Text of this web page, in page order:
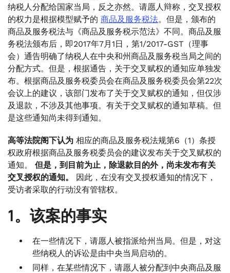
纳税人分配给国家当局，反之亦然。请愿人辩称，交叉授权
的权力是根据模型赋予的 商品及服务税法。但是，颁布的
商品及服务税法与《商品及服务税示范法》不同。商品及服
务税法颁布后，即2017年7月1日，第1/2017-GST（理事
会）通告明确了纳税人在中央和州商品及服务税当局之间的
分配方式。但是，根据通告，关于交叉赋权的通知应单独发
布。根据商品及服务税委员会在商品及服务税委员会第22次
会议上的建议，该部门发布了关于交叉赋权的通知，但仅涉
及退款，不涉及其他事项。有关于交叉赋权的通知草稿。但
是这些通知尚未得到通知。
高等法院阁下认为 相应的商品及服务税法规第6（1）条授
权政府根据商品及服务税委员会的建议发布关于交叉赋权的
通知。 但是，到目前为止，除退款目的外，尚未发布有关
交叉授权的通知。 因此，在没有交叉授权通知的情况下，
受访者采取的行动没有管辖权。
1。该案的事实
在一些情况下，请愿人被指派给州当局。但是，对这
些纳税人的诉讼是由中央当局启动的。
同样，在某些情况下，请愿人被分配到中央商品及服